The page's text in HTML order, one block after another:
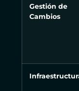
Gestión de
Cambios